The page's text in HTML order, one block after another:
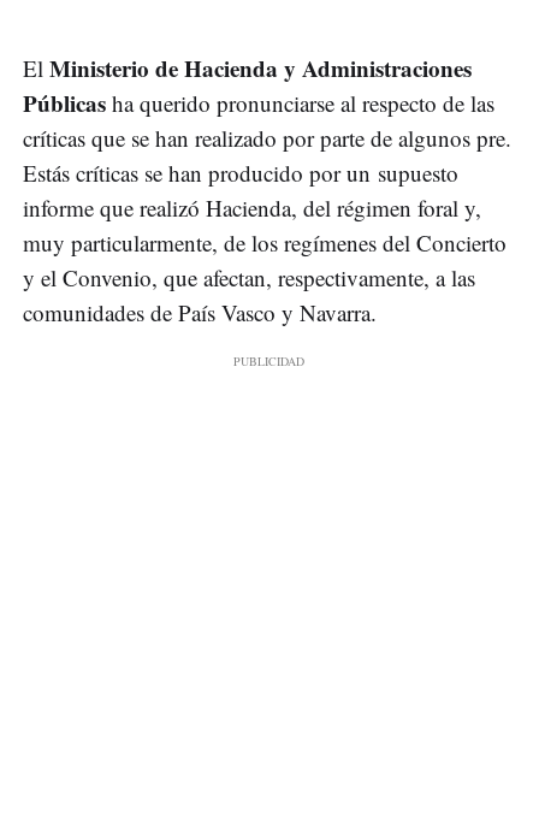
El Ministerio de Hacienda y Administraciones
Públicas ha querido pronunciarse al respecto de las
críticas que se han realizado por parte de algunos pre.
Estás críticas se han producido por un supuesto
informe que realizó Hacienda, del régimen foral y,
muy particularmente, de los regímenes del Concierto
y el Convenio, que afectan, respectivamente, a las
comunidades de País Vasco y Navarra.